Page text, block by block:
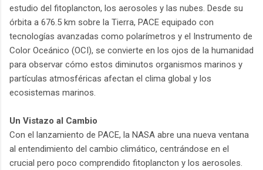
estudio del fitoplancton, los aerosoles y las nubes. Desde su
órbita a 676.5 km sobre la Tierra, PACE equipado con
tecnologías avanzadas como polarímetros y el Instrumento de
Color Oceánico (OCI), se convierte en los ojos de la humanidad
para observar cómo estos diminutos organismos marinos y
partículas atmosféricas afectan el clima global y los
ecosistemas marinos.
Un Vistazo al Cambio
Con el lanzamiento de PACE, la NASA abre una nueva ventana
al entendimiento del cambio climático, centrándose en el
crucial pero poco comprendido fitoplancton y los aerosoles.